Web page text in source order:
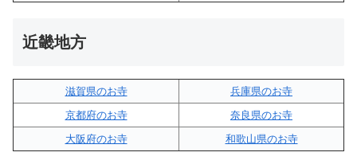
近畿地方
滋賀県のお寺
兵庫県のお寺
京都府のお寺
奈良県のお寺
大阪府のお寺
和歌山県のお寺